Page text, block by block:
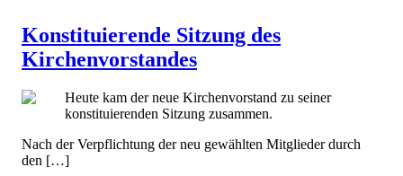
Konstituierende Sitzung des
Kirchenvorstandes
Heute kam der neue Kirchenvorstand zu seiner
konstituierenden Sitzung zusammen.
Nach der Verpflichtung der neu gewählten Mitglieder durch
den […]